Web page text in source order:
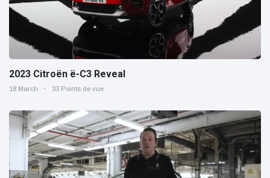
2023 Citroën ë-C3 Reveal
18 March 33 Points de vue